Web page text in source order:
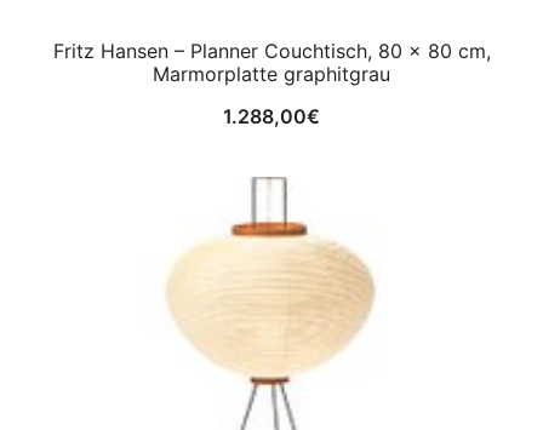
Fritz Hansen – Planner Couchtisch, 80 x 80 cm,
Marmorplatte graphitgrau
1.288,00€